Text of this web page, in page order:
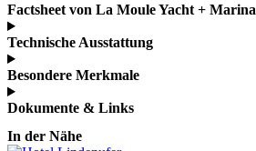
Factsheet von La Moule Yacht + Marina
Technische Ausstattung
Besondere Merkmale
Dokumente & Links
In der Nähe